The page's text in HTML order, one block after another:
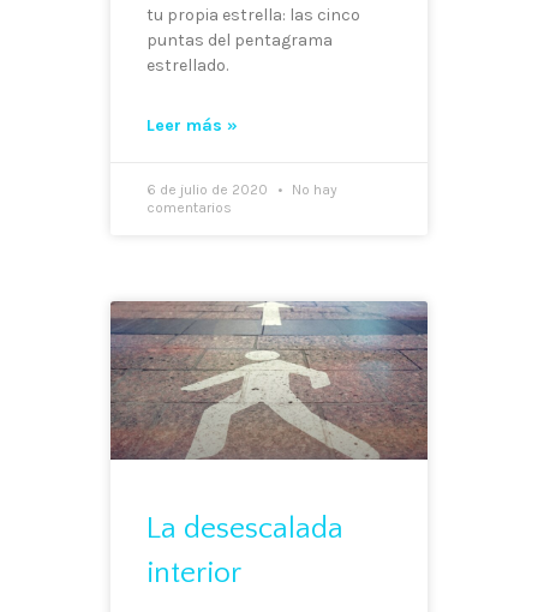
tu propia estrella: las cinco
puntas del pentagrama
estrellado.
Leer más »
6 de julio de 2020
No hay
comentarios
La desescalada
interior